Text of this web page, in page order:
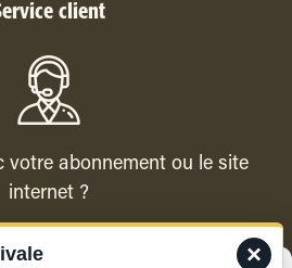
client
votre abonnement ou le site
internet ?
le service client ×